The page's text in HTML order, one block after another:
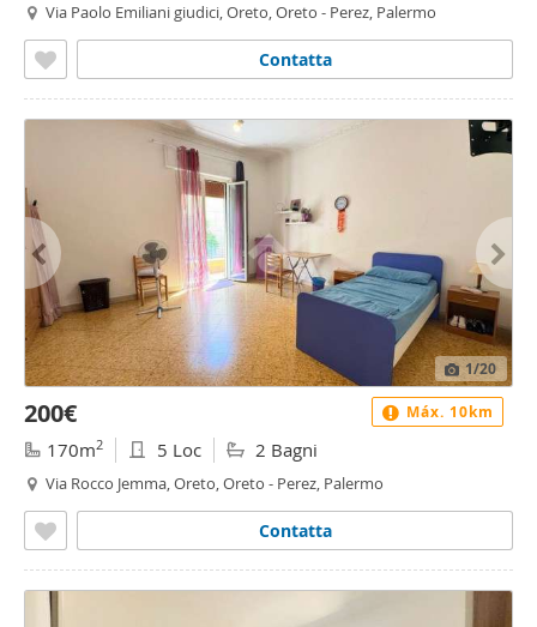
Via Paolo Emiliani giudici, Oreto, Oreto - Perez, Palermo
Contatta
1/20
200€
170m2 5 Loc 2 Bagni
Via Rocco Jemma, Oreto, Oreto - Perez, Palermo
Contatta
Máx. 10km